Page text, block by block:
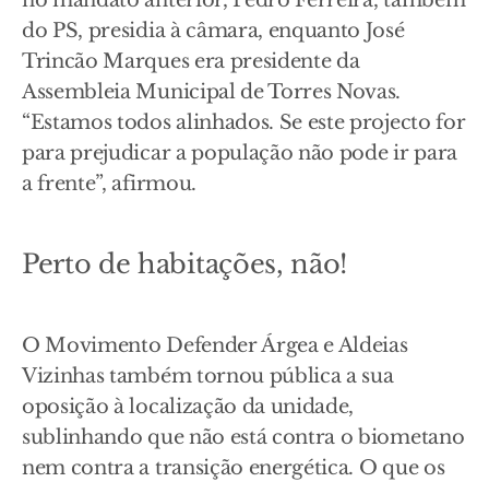
do PS, presidia à câmara, enquanto José
Trincão Marques era presidente da
Assembleia Municipal de Torres Novas.
“Estamos todos alinhados. Se este projecto for
para prejudicar a população não pode ir para
a frente”, afirmou.
Perto de habitações, não!
O Movimento Defender Árgea e Aldeias
Vizinhas também tornou pública a sua
oposição à localização da unidade,
sublinhando que não está contra o biometano
nem contra a transição energética. O que os